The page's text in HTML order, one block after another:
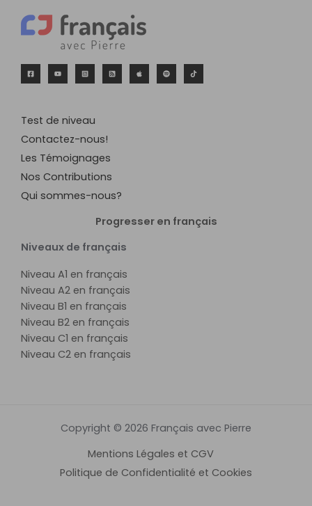
Test de niveau
Contactez-nous!
Les Témoignages
Nos Contributions
Qui sommes-nous?
Progresser en français
Niveaux de français
Niveau A1 en français
Niveau A2 en français
Niveau B1 en français
Niveau B2 en français
Niveau C1 en français
Niveau C2 en français
Copyright © 2026 Français avec Pierre
Mentions Légales et CGV
Politique de Confidentialité et Cookies